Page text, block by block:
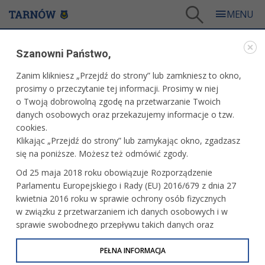
Konsultacje społeczne - archiwum /
KONSULTACJE SPOŁECZNE - ARCHIWUM
KONSULTACJE SPOŁECZNE PROJEKTU PLANU
ZRÓWNOWAŻONEJ MOBILNOŚCI MIEJSKIEJ
projektu Planu Zrównoważonej Mobilności Miejskiej dla
Gminy Miasta Tarnowa. Mieszkańcy Tarnowa będą mieli
w tym czasie możliwość zgłaszania swoich uwag,
wniosków i opinii do projektu Planu.
Zgłaszać będzie je można podczas spotkań w formie
zdalnej i stacjonarnej oraz za pośrednictwem poczty
Szanowni Państwo,
Zanim klikniesz „Przejdź do strony” lub zamkniesz to okno,
prosimy o przeczytanie tej informacji. Prosimy w niej
o Twoją dobrowolną zgodę na przetwarzanie Twoich
danych osobowych oraz przekazujemy informacje o tzw.
cookies.
Klikając „Przejdź do strony” lub zamykając okno, zgadzasz
się na poniższe. Możesz też odmówić zgody.
Od 25 maja 2018 roku obowiązuje Rozporządzenie
Parlamentu Europejskiego i Rady (EU) 2016/679 z dnia 27
kwietnia 2016 roku w sprawie ochrony osób fizycznych
w związku z przetwarzaniem ich danych osobowych i w
sprawie swobodnego przepływu takich danych oraz
uchylenia dyrektywy 95/46/WE (określane jako RODO, GDPR
lub Ogólne Rozporządzenie o Ochronie Danych
PEŁNA INFORMACJA